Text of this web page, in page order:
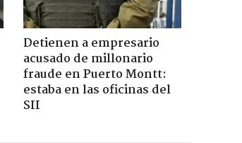
Detienen a empresario
acusado de millonario
fraude en Puerto Montt:
estaba en las oficinas del
SII